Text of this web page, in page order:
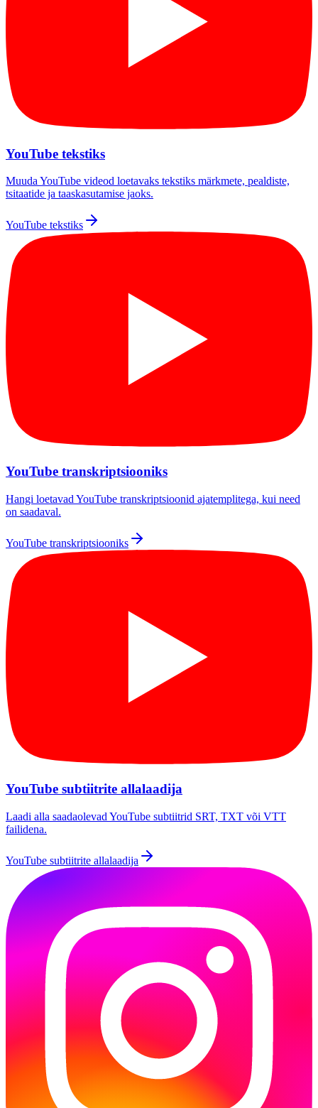
YouTube tekstiks
Muuda YouTube videod loetavaks tekstiks märkmete, pealdiste,
tsitaatide ja taaskasutamise jaoks.
YouTube tekstiks
YouTube transkriptsiooniks
Hangi loetavad YouTube transkriptsioonid ajatemplitega, kui need
on saadaval.
YouTube transkriptsiooniks
YouTube subtiitrite allalaadija
Laadi alla saadaolevad YouTube subtiitrid SRT, TXT või VTT
failidena.
YouTube subtiitrite allalaadija